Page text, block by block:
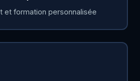
et formation personnalisée